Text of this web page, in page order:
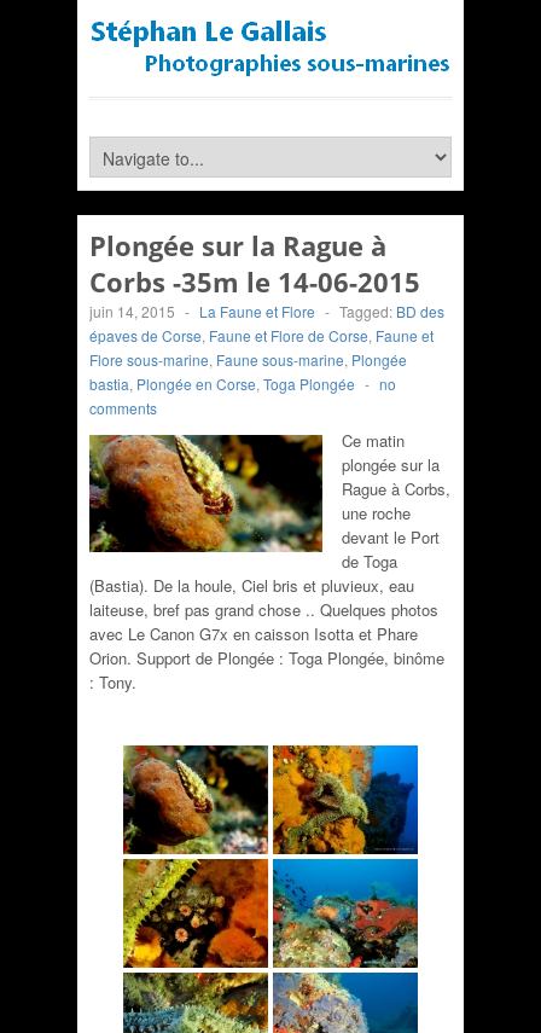
Plongée sur la Rague à
Corbs -35m le 14-06-2015
juin 14, 2015 - La Faune et Flore - Tagged: BD des
épaves de Corse, Faune et Flore de Corse, Faune et
Flore sous-marine, Faune sous-marine, Plongée
bastia, Plongée en Corse, Toga Plongée - no
comments
Ce matin
plongée sur la
Rague à Corbs,
une roche
devant le Port
de Toga
(Bastia). De la houle, Ciel bris et pluvieux, eau
laiteuse, bref pas grand chose .. Quelques photos
avec Le Canon G7x en caisson Isotta et Phare
Orion. Support de Plongée : Toga Plongée, binôme
: Tony.